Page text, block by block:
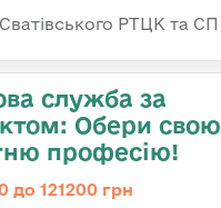
Сватівського РТЦК та СП
служба за
Обери свою
професію!
до 121200 грн